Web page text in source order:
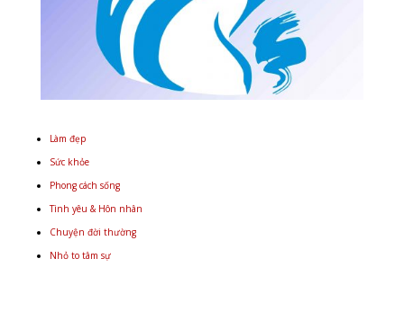
Làm đẹp
Sức khỏe
Phong cách sống
Tình yêu & Hôn nhân
Chuyện đời thường
Nhỏ to tâm sự